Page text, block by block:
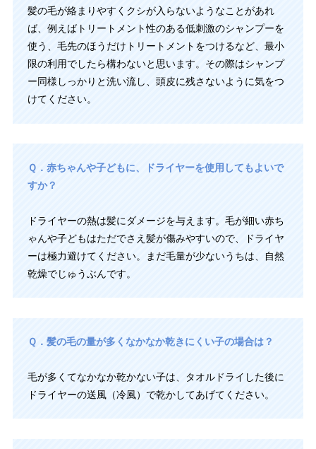
髪の毛が絡まりやすくクシが入らないようなことがあれ
ば、例えばトリートメント性のある低刺激のシャンプーを
使う、毛先のほうだけトリートメントをつけるなど、最小
限の利用でしたら構わないと思います。その際はシャンプ
ー同様しっかりと洗い流し、頭皮に残さないように気をつ
けてください。
Ｑ．赤ちゃんや子どもに、ドライヤーを使用してもよいで
すか？
ドライヤーの熱は髪にダメージを与えます。毛が細い赤ち
ゃんや子どもはただでさえ髪が傷みやすいので、ドライヤ
ーは極力避けてください。まだ毛量が少ないうちは、自然
乾燥でじゅうぶんです。
Ｑ．髪の毛の量が多くなかなか乾きにくい子の場合は？
毛が多くてなかなか乾かない子は、タオルドライした後に
ドライヤーの送風（冷風）で乾かしてあげてください。